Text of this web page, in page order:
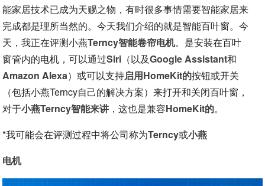
能家居技术已成为天赐之物，有时很多事情需要智能家居来
完成都是理所当然的。今天我们介绍的就是智能百叶窗。今
天，我正在评测小燕Terncy智能卷帘电机。是安装在百叶
窗管内的电机，可以通过Siri （以及Google Assistant和
Amazon Alexa）或可以支持启用HomeKit的按钮或开关
（包括小燕Terncy自己的解决方案）来打开和关闭百叶窗，
对于小燕Terncy智能来讲 ，这也是兼容HomeKit的。
*我可能会在评测过程中将公司称为Terncy或小燕
电机